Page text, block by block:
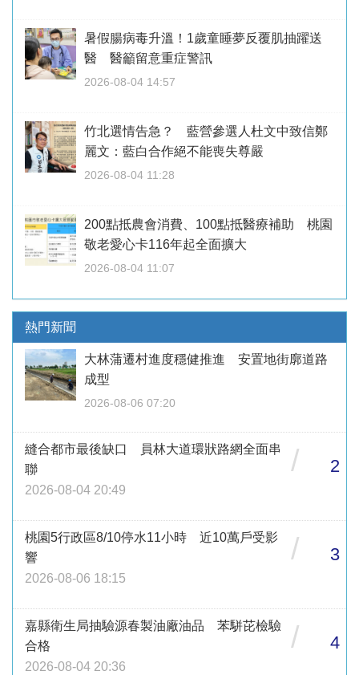
暑假腸病毒升溫！1歲童睡夢反覆肌抽躍送
醫 醫籲留意重症警訊
2026-08-04 14:57
竹北選情告急？ 藍營參選人杜文中致信鄭
麗文：藍白合作絕不能喪失尊嚴
2026-08-04 11:28
200點抵農會消費、100點抵醫療補助 桃園
敬老愛心卡116年起全面擴大
2026-08-04 11:07
熱門新聞
大林蒲遷村進度穩健推進 安置地街廓道路
成型
2026-08-06 07:20
縫合都市最後缺口 員林大道環狀路網全面串
聯
2026-08-04 20:49
/ 2
桃園5行政區8/10停水11小時 近10萬戶受影
響
2026-08-06 18:15
/ 3
嘉縣衛生局抽驗源春製油廠油品 苯駢芘檢驗
合格
2026-08-04 20:36
/ 4